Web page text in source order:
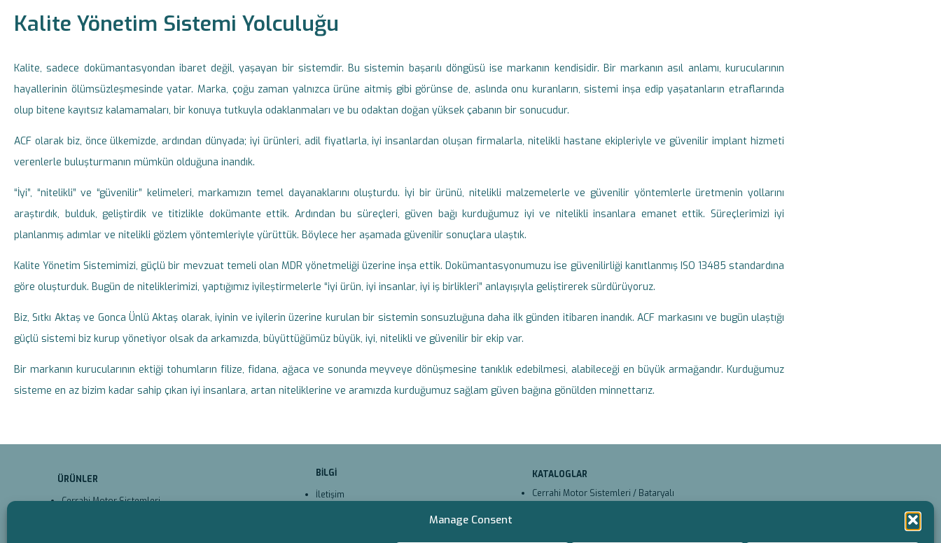
Manage Consent
Kalite Yönetim Sistemi Yolculuğu
Kalite, sadece dokümantasyondan ibaret değil, yaşayan bir sistemdir. Bu sistemin başarılı döngüsü ise markanın kendisidir. Bir markanın asıl anlamı, kurucularının
hayallerinin ölümsüzleşmesinde yatar. Marka, çoğu zaman yalnızca ürüne aitmiş gibi görünse de, aslında onu kuranların, sistemi inşa edip yaşatanların etraflarında
olup bitene kayıtsız kalamamaları, bir konuya tutkuyla odaklanmaları ve bu odaktan doğan yüksek çabanın bir sonucudur.
ACF olarak biz, önce ülkemizde, ardından dünyada; iyi ürünleri, adil fiyatlarla, iyi insanlardan oluşan firmalarla, nitelikli hastane ekipleriyle ve güvenilir implant hizmeti
verenlerle buluşturmanın mümkün olduğuna inandık.
“İyi”, “nitelikli” ve “güvenilir” kelimeleri, markamızın temel dayanaklarını oluşturdu. İyi bir ürünü, nitelikli malzemelerle ve güvenilir yöntemlerle üretmenin yollarını
araştırdık, bulduk, geliştirdik ve titizlikle dokümante ettik. Ardından bu süreçleri, güven bağı kurduğumuz iyi ve nitelikli insanlara emanet ettik. Süreçlerimizi iyi
planlanmış adımlar ve nitelikli gözlem yöntemleriyle yürüttük. Böylece her aşamada güvenilir sonuçlara ulaştık.
Kalite Yönetim Sistemimizi, güçlü bir mevzuat temeli olan MDR yönetmeliği üzerine inşa ettik. Dokümantasyonumuzu ise güvenilirliği kanıtlanmış ISO 13485 standardına
göre oluşturduk. Bugün de niteliklerimizi, yaptığımız iyileştirmelerle “iyi ürün, iyi insanlar, iyi iş birlikleri” anlayışıyla geliştirerek sürdürüyoruz.
Biz, Sıtkı Aktaş ve Gonca Ünlü Aktaş olarak, iyinin ve iyilerin üzerine kurulan bir sistemin sonsuzluğuna daha ilk günden itibaren inandık. ACF markasını ve bugün ulaştığı
güçlü sistemi biz kurup yönetiyor olsak da arkamızda, büyüttüğümüz büyük, iyi, nitelikli ve güvenilir bir ekip var.
Bir markanın kurucularının ektiği tohumların filize, fidana, ağaca ve sonunda meyveye dönüşmesine tanıklık edebilmesi, alabileceği en büyük armağandır. Kurduğumuz
sisteme en az bizim kadar sahip çıkan iyi insanlara, artan niteliklerine ve aramızda kurduğumuz sağlam güven bağına gönülden minnettarız.
ÜRÜNLER
Cerrahi Motor Sistemleri
BİLGİ
İletişim
KATALOGLAR
Cerrahi Motor Sistemleri / Bataryalı